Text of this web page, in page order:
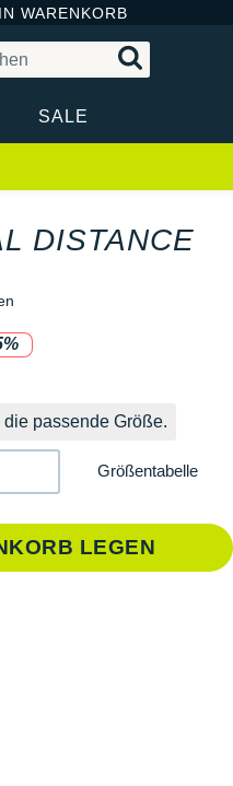
WARENKORB
SALE
DISTANCE
Marke
die passende Größe.
Größentabelle
LEGEN